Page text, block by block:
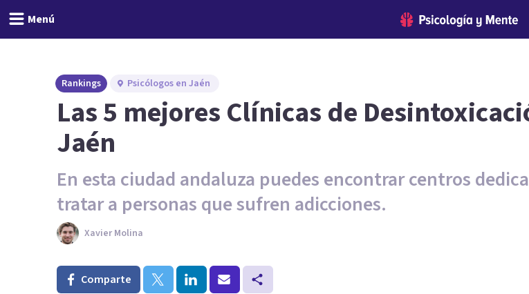
Menú
Rankings Psicólogos en Jaén
Las 5 mejores Clínicas de
Jaén
En esta ciudad andaluza puedes encontrar centros
tratar a personas que sufren adicciones.
Xavier Molina
Comparte